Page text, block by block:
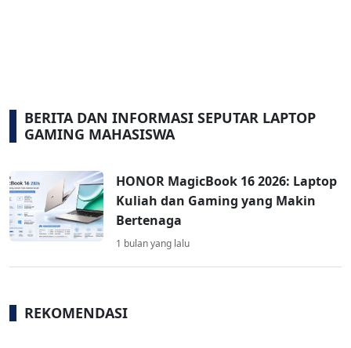
BERITA DAN INFORMASI SEPUTAR LAPTOP
GAMING MAHASISWA
HONOR MagicBook 16 2026: Laptop
Kuliah dan Gaming yang Makin
Bertenaga
1 bulan yang lalu
REKOMENDASI